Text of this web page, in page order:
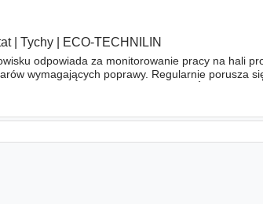
| Tychy ECO-TECHNILIN
odpowiada za monitorowanie pracy na hali
wymagających poprawy. Regularnie porusza